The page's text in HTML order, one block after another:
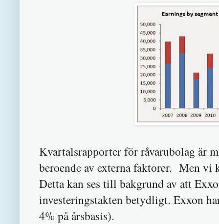
Kvartalsrapporter för råvarubolag är
beroende av externa faktorer. Men vi
Detta kan ses till bakgrund av att
investeringstakten betydligt. Exxon
4% på årsbasis).